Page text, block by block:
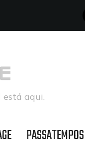
está aqui.
PASSATEMPOS